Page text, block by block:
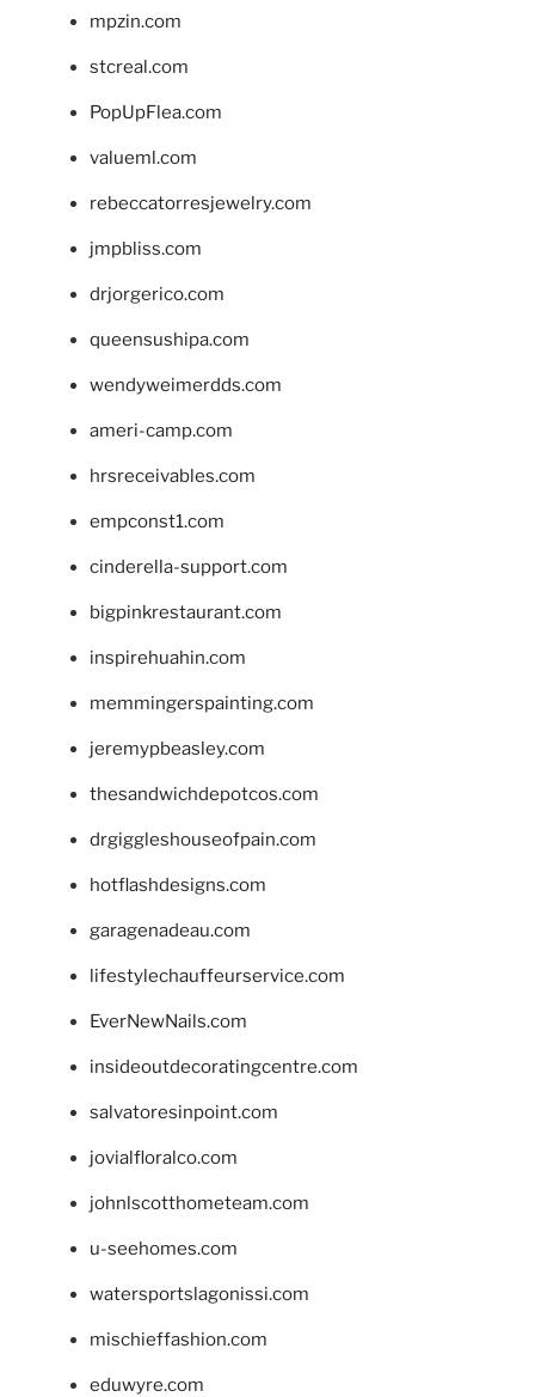
mpzin.com
stcreal.com
PopUpFlea.com
valueml.com
rebeccatorresjewelry.com
jmpbliss.com
drjorgerico.com
queensushipa.com
wendyweimerdds.com
ameri-camp.com
hrsreceivables.com
empconst1.com
cinderella-support.com
bigpinkrestaurant.com
inspirehuahin.com
memmingerspainting.com
jeremypbeasley.com
thesandwichdepotcos.com
drgiggleshouseofpain.com
hotflashdesigns.com
garagenadeau.com
lifestylechauffeurservice.com
EverNewNails.com
insideoutdecoratingcentre.com
salvatoresinpoint.com
jovialfloralco.com
johnlscotthometeam.com
u-seehomes.com
watersportslagonissi.com
mischieffashion.com
eduwyre.com